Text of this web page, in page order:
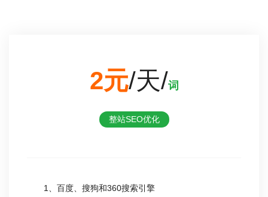
2元/天/词
整站SEO优化
1、百度、搜狗和360搜索引擎